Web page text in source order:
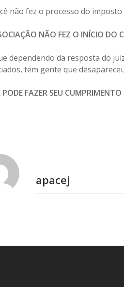
não fez o processo do
NÃO FEZ O INÍCIO DO
dependendo da resposta do
tem gente que
PODE FAZER SEU
apacej